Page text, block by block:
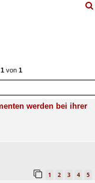
1von 1
werden bei ihrer
1 2 3 4 5